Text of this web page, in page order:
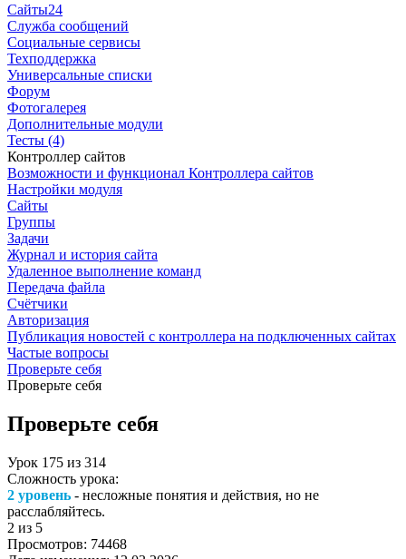
Сайты24
Служба сообщений
Социальные сервисы
Техподдержка
Универсальные списки
Форум
Фотогалерея
Дополнительные модули
Тесты (4)
Контроллер сайтов
Возможности и функционал Контроллера сайтов
Настройки модуля
Сайты
Группы
Задачи
Журнал и история сайта
Удаленное выполнение команд
Передача файла
Счётчики
Авторизация
Публикация новостей с контроллера на подключенных сайтах
Частые вопросы
Проверьте себя
Проверьте себя
Проверьте себя
Урок 175 из 314
Сложность урока:
2 уровень - несложные понятия и действия, но не
расслабляйтесь.
2 из 5
Просмотров: 74468